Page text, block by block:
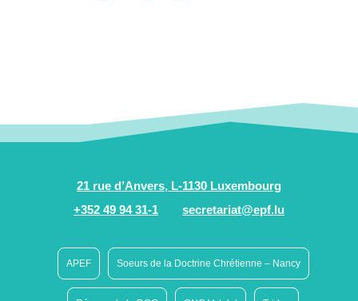
21 rue d’Anvers, L-1130 Luxembourg
+352 49 94 31-1
secretariat@epf.lu
APEF Soeurs de la Doctrine Chrétienne – Nancy